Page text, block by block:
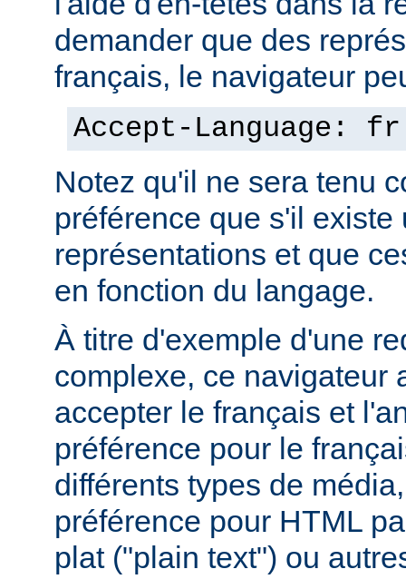
demander que des
français, le navigateur
Accept-Language: fr
Notez qu'il ne sera tenu
préférence que s'il existe
représentations et que
en fonction du langage.
À titre d'exemple d'une
complexe, ce navigateur
accepter le français et
préférence pour le
différents types de
préférence pour HTML
plat ("plain text") ou